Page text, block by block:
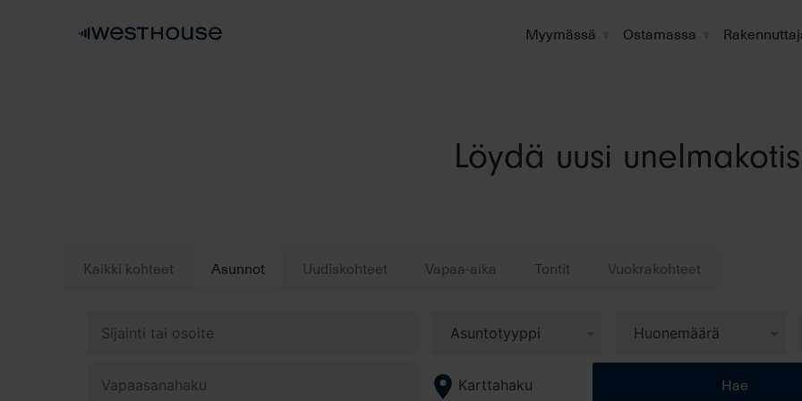
Myymässä Ostamassa
Löydä uusi
Kaikki kohteet Asunnot Uudiskohteet Vapaa-aika Tontit Vuokrakohteet
Karttahaku Hae